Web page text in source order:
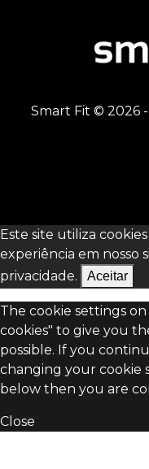
Smart Fit © 2026
Este site utiliza
experiência em nosso
privacidade.
Aceitar
The cookie settings
cookies" to give you
possible. If you
changing your cookie
below then you are
Close